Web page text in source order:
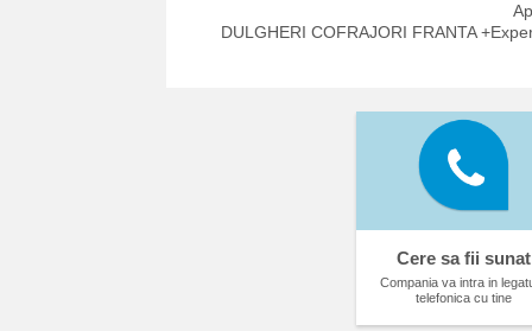
DULGHERI COFRAJORI FRANTA
Cere sa fii sunat
Compania va intra in
telefonica cu tine